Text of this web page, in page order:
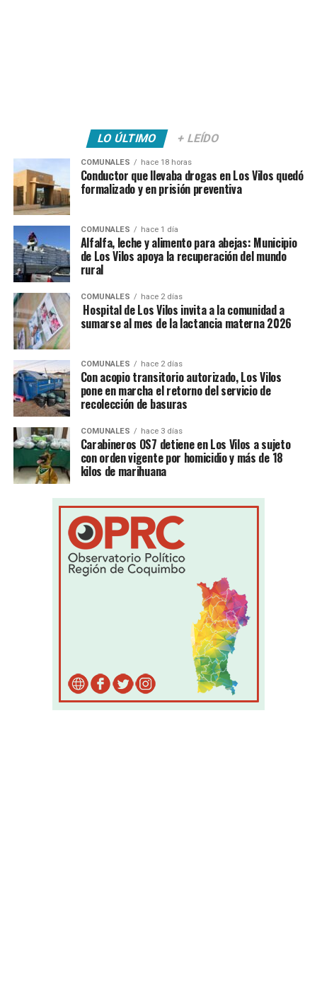
LO ÚLTIMO + LEÍDO
COMUNALES hace 18 horas
Conductor que llevaba drogas en Los Vilos quedó
formalizado y en prisión preventiva
COMUNALES hace 1 día
Alfalfa, leche y alimento para abejas: Municipio
de Los Vilos apoya la recuperación del mundo
rural
COMUNALES hace 2 días
Hospital de Los Vilos invita a la comunidad a
sumarse al mes de la lactancia materna 2026
COMUNALES hace 2 días
Con acopio transitorio autorizado, Los Vilos
pone en marcha el retorno del servicio de
recolección de basuras
COMUNALES hace 3 días
Carabineros OS7 detiene en Los Vilos a sujeto
con orden vigente por homicidio y más de 18
kilos de marihuana